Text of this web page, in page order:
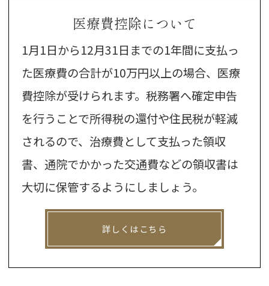
医療費控除について
1月1日から12月31日までの1年間に支払っ
た医療費の合計が10万円以上の場合、医療
費控除が受けられます。税務署へ確定申告
を行うことで所得税の還付や住民税が軽減
されるので、治療費として支払った領収
書、通院でかかった交通費などの領収書は
大切に保管するようにしましょう。
詳しくはこちら